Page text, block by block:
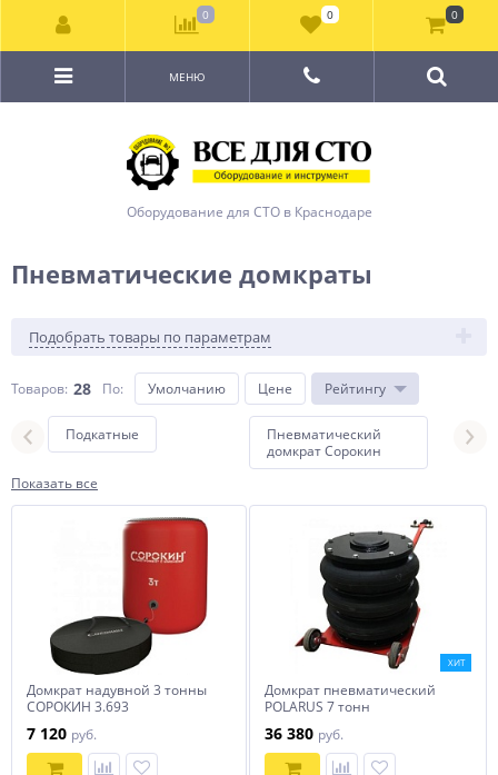
Оборудование для СТО в Краснодаре
МЕНЮ
Пневматические домкраты
Подобрать товары по параметрам
Товаров: 28 По: Умолчанию Цене Рейтингу
Подкатные
Пневматический
домкрат Сорокин
Показать все
Домкрат надувной 3 тонны
СОРОКИН 3.693
7 120 руб.
ХИТ
Домкрат пневматический
POLARUS 7 тонн
36 380 руб.
0 0 0